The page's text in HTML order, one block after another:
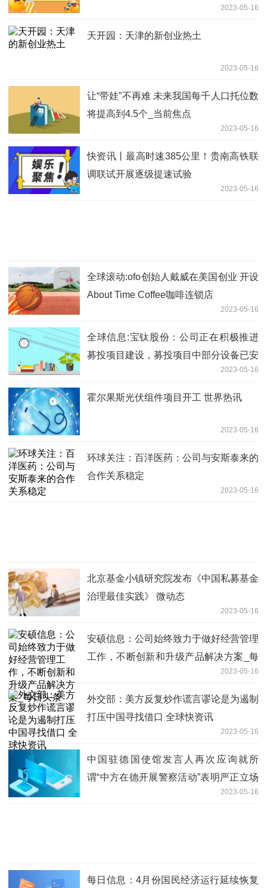
2023-05-16
天开园：天津的新创业热土
2023-05-16
让“带娃”不再难 未来我国每千人口托位数
将提高到4.5个_当前焦点
2023-05-16
快资讯丨最高时速385公里！贵南高铁联
调联试开展逐级提速试验
2023-05-16
全球滚动:ofo创始人戴威在美国创业 开设
About Time Coffee咖啡连锁店
2023-05-16
全球信息:宝钛股份：公司正在积极推进
募投项目建设，募投项目中部分设备已安
装调试完成并进行试生产，公司整体产能
将逐步提升
2023-05-16
霍尔果斯光伏组件项目开工 世界热讯
2023-05-16
环球关注：百洋医药：公司与安斯泰来的
合作关系稳定
2023-05-16
北京基金小镇研究院发布《中国私募基金
治理最佳实践》 微动态
2023-05-16
安硕信息：公司始终致力于做好经营管理
工作，不断创新和升级产品解决方案_每
2023-05-16
外交部：美方反复炒作谎言谬论是为遏制
打压中国寻找借口 全球快资讯
2023-05-16
中国驻德国使馆发言人再次应询就所
谓“中方在德开展警察活动”表明严正立场
2023-05-16
每日信息：4月份国民经济运行延续恢复